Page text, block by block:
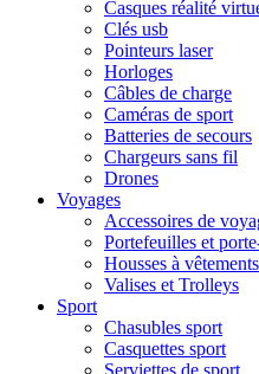
Casques réalité
Clés usb
Pointeurs laser
Horloges
Câbles de charge
Caméras de sport
Batteries de secours
Chargeurs sans fil
Drones
Voyages
Accessoires de
Portefeuilles et
Housses à vêtements
Valises et Trolleys
Sport
Chasubles sport
Casquettes sport
Serviettes de sport